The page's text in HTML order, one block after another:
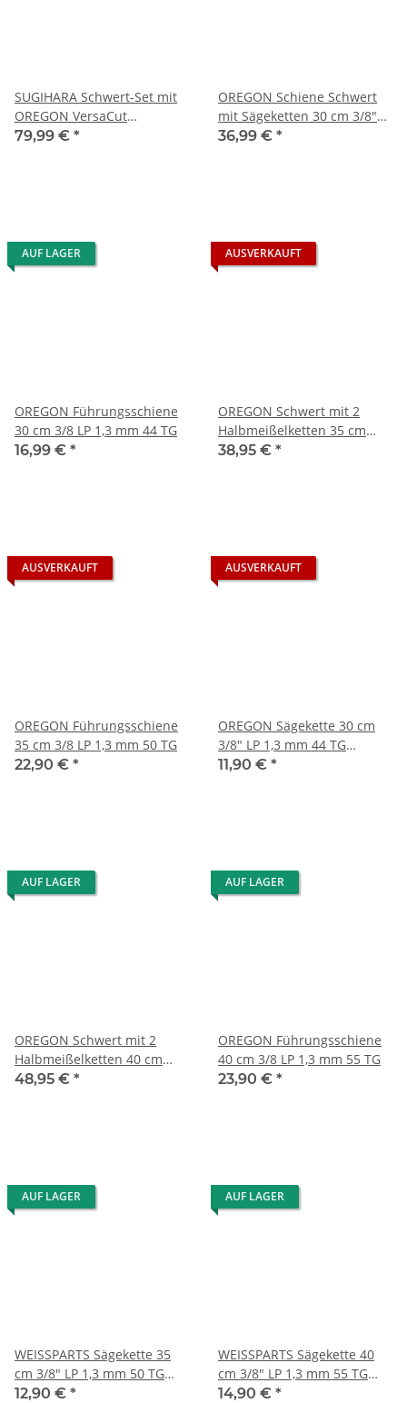
SUGIHARA Schwert-Set mit
OREGON VersaCut
Sägeketten 30 cm 3/8" LP 1,3
79,99 € *
OREGON Schiene Schwert
mit Sägeketten 30 cm 3/8"
LP 1,3 mm 44 TG
36,99 € *
AUF LAGER
OREGON Führungsschiene
30 cm 3/8 LP 1,3 mm 44 TG
16,99 € *
AUSVERKAUFT
OREGON Schwert mit 2
Halbmeißelketten 35 cm
3/8" LP 1,3 mm 50 TG
38,95 € *
AUSVERKAUFT
OREGON Führungsschiene
35 cm 3/8 LP 1,3 mm 50 TG
22,90 € *
AUSVERKAUFT
OREGON Sägekette 30 cm
3/8" LP 1,3 mm 44 TG
91P044E AdvanceCut
11,90 € *
AUF LAGER
OREGON Schwert mit 2
Halbmeißelketten 40 cm
3/8" LP 1,3 mm 55 TG
48,95 € *
AUF LAGER
OREGON Führungsschiene
40 cm 3/8 LP 1,3 mm 55 TG
23,90 € *
AUF LAGER
WEISSPARTS Sägekette 35
cm 3/8" LP 1,3 mm 50 TG
Low Profile
12,90 € *
AUF LAGER
WEISSPARTS Sägekette 40
cm 3/8" LP 1,3 mm 55 TG
Low Profile
14,90 € *